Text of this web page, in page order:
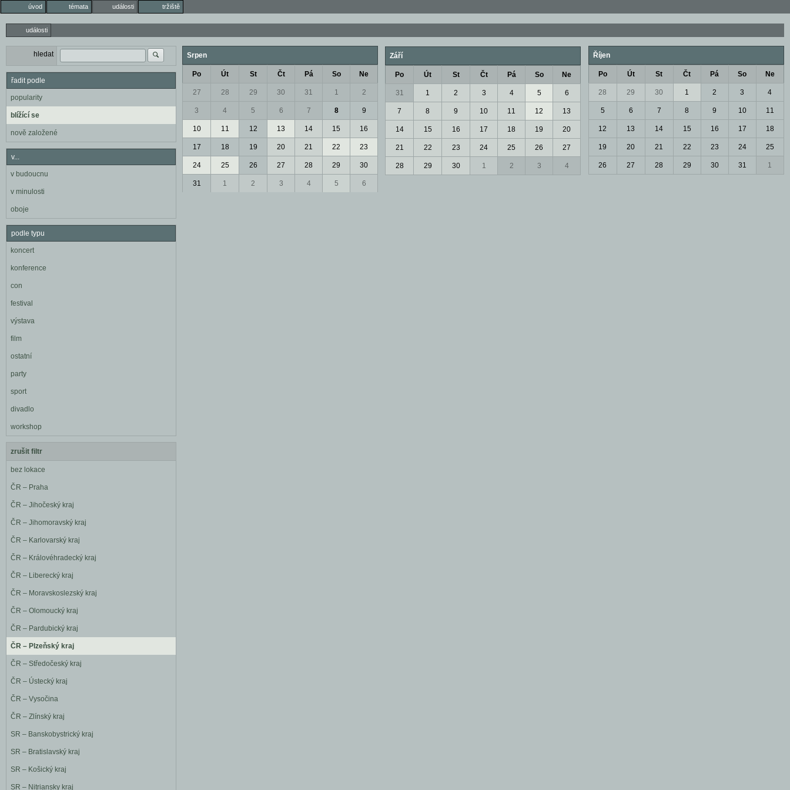
úvod témata události tržiště
události
hledat
řadit podle
popularity
blížící se
nově založené
v...
v budoucnu
v minulosti
oboje
podle typu
koncert
konference
con
festival
výstava
film
ostatní
party
sport
divadlo
workshop
zrušit filtr
bez lokace
ČR – Praha
ČR – Jihočeský kraj
ČR – Jihomoravský kraj
ČR – Karlovarský kraj
ČR – Královéhradecký kraj
ČR – Liberecký kraj
ČR – Moravskoslezský kraj
ČR – Olomoucký kraj
ČR – Pardubický kraj
ČR – Plzeňský kraj
ČR – Středočeský kraj
ČR – Ústecký kraj
ČR – Vysočina
ČR – Zlínský kraj
SR – Banskobystrický kraj
SR – Bratislavský kraj
SR – Košický kraj
SR – Nitriansky kraj
Srpen
Po Út St Čt Pá So Ne
27 28 29 30 31 1 2
3 4 5 6 7 8 9
10 11 12 13 14 15 16
17 18 19 20 21 22 23
24 25 26 27 28 29 30
31 1 2 3 4 5 6
Září
Po Út St Čt Pá So Ne
31 1 2 3 4 5 6
7 8 9 10 11 12 13
14 15 16 17 18 19 20
21 22 23 24 25 26 27
28 29 30 1 2 3 4
Říjen
Po Út St Čt Pá So Ne
28 29 30 1 2 3 4
5 6 7 8 9 10 11
12 13 14 15 16 17 18
19 20 21 22 23 24 25
26 27 28 29 30 31 1